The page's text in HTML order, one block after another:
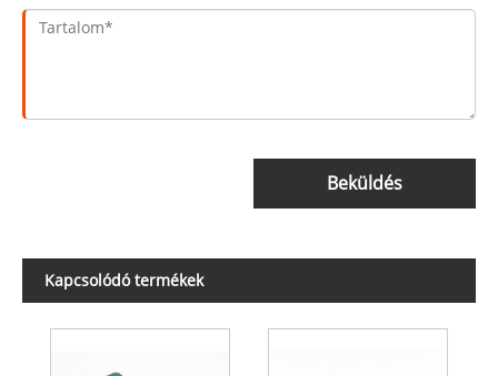
Beküldés
Kapcsolódó termékek